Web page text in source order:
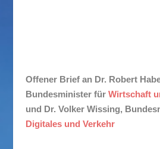
Offener Brief an Dr. Robert
Bundesminister für Wirtschaft
und Dr. Volker Wissing,
Digitales und Verkehr